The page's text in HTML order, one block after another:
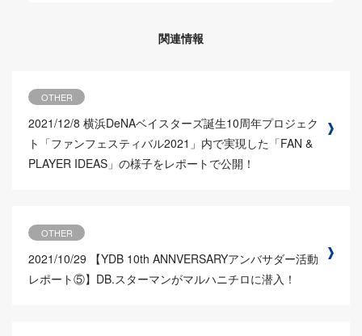
関連情報
OTHER
2021/12/8 横浜DeNAベイスターズ誕生10周年プロジェク
ト「ファンフェスティバル2021」内で実現した「FAN &
PLAYER IDEAS」の様子をレポートで公開！
OTHER
2021/10/29
【YDB 10th ANNVERSARYアンバサダー活動
レポート⑤】DB.スターマンがマルハニチロに潜入！